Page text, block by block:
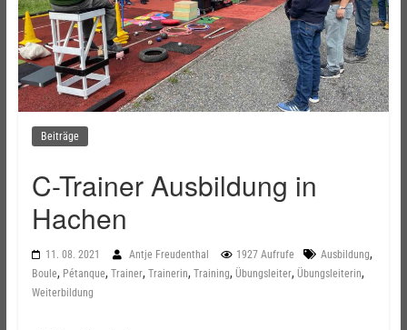
Beiträge
C-Trainer Ausbildung in
Hachen
11. 08. 2021 Antje Freudenthal 1927 Aufrufe Ausbildung,
Boule, Pétanque, Trainer, Trainerin, Training, Übungsleiter, Übungsleiterin,
Weiterbildung